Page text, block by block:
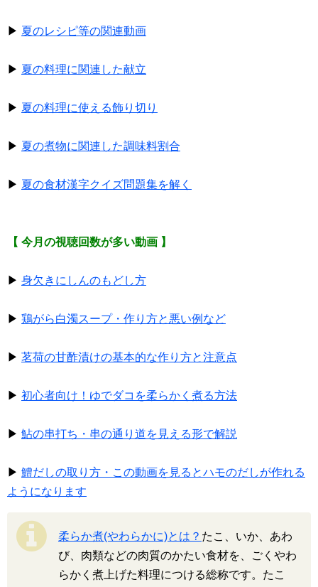
▶ 夏のレシピ等の関連動画
▶ 夏の料理に関連した献立
▶ 夏の料理に使える飾り切り
▶ 夏の煮物に関連した調味料割合
▶ 夏の食材漢字クイズ問題集を解く
【 今月の視聴回数が多い動画 】
▶ 身欠きにしんのもどし方
▶ 鶏がら白濁スープ・作り方と悪い例など
▶ 茗荷の甘酢漬けの基本的な作り方と注意点
▶ 初心者向け！ゆでダコを柔らかく煮る方法
▶ 鮎の串打ち・串の通り道を見える形で解説
▶ 鱧だしの取り方・この動画を見るとハモのだしが作れる
ようになります
柔らか煮(やわらかに)とは？ たこ、いか、あわ
び、肉類などの肉質のかたい食材を、ごくやわ
らかく煮上げた料理につける総称です。たこ